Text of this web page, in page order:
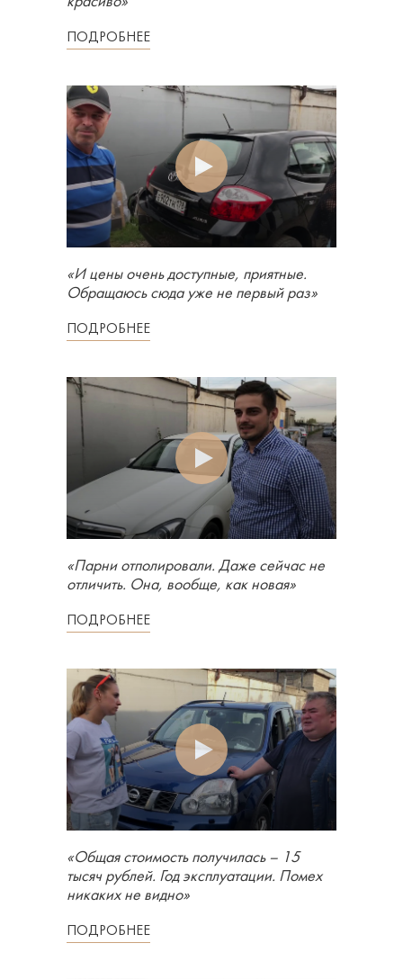
ПОДРОБНЕЕ
«И цены очень доступные, приятные.
Обращаюсь сюда уже не первый раз»
ПОДРОБНЕЕ
«Парни отполировали. Даже сейчас не
отличить. Она, вообще, как новая»
ПОДРОБНЕЕ
«Общая стоимость получилась – 15
тысяч рублей. Год эксплуатации. Помех
никаких не видно»
ПОДРОБНЕЕ